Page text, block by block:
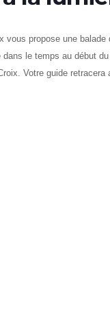
vous propose une
le temps au début
Votre guide retracera